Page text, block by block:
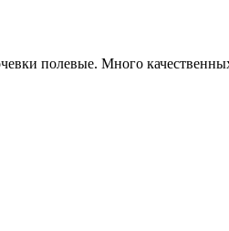
полевые. Много